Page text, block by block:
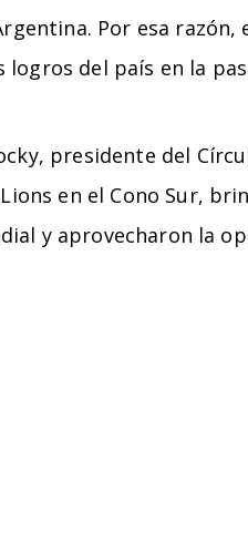
Por esa
del país en la
presidente del
en el Cono Sur,
y aprovecharon la